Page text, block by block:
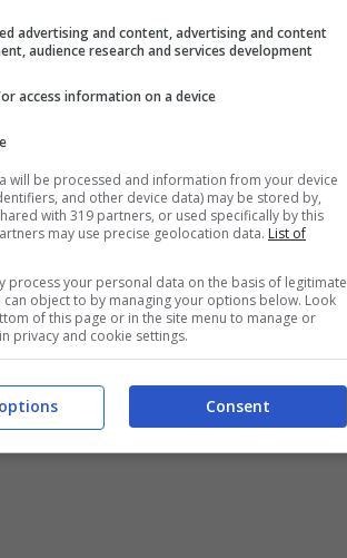
advertising and content, advertising and content
audience research and services development
access information on a device
will be processed and information from your device
and other device data) may be stored by,
with 319 partners, or used specifically by this
may use precise geolocation data. List of
process your personal data on the basis of legitimate
can object to by managing your options below. Look
of this page or in the site menu to manage or
privacy and cookie settings.
Consent